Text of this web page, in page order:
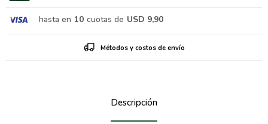
hasta en 10 cuotas de USD 9,90
Métodos y costos de envío
Descripción